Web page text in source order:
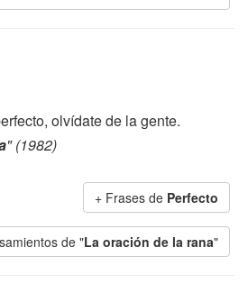
olvídate de la gente.
" (1982)
+ Frases de Perfecto
de "La oración de la rana"